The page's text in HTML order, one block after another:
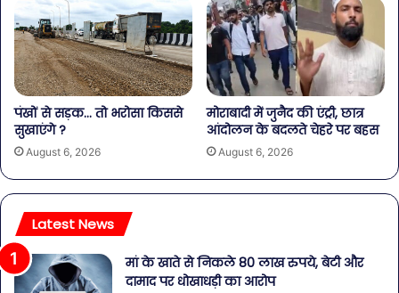
पंखों से सड़क… तो भरोसा किससे
सुखाएंगे ?
August 6, 2026
मोराबादी में जुनैद की एंट्री, छात्र
आंदोलन के बदलते चेहरे पर बहस
August 6, 2026
Latest News
मां के खाते से निकले 80 लाख रुपये, बेटी और
दामाद पर धोखाधड़ी का आरोप